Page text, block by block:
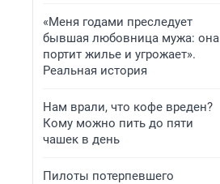
«Меня годами преследует
бывшая любовница мужа: она
портит жилье и угрожает».
Реальная история
Нам врали, что кофе вреден?
Кому можно пить до пяти
чашек в день
Пилоты потерпевшего